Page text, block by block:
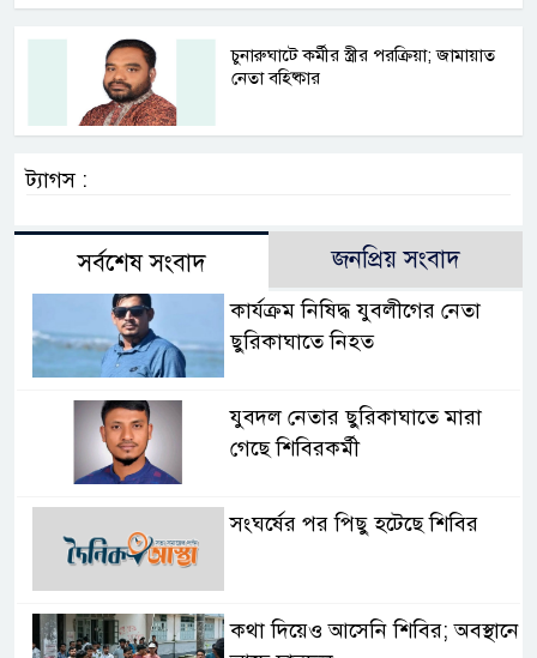
চুনারুঘাটে কর্মীর স্ত্রীর পরক্রিয়া; জামায়াত
নেতা বহিষ্কার
ট্যাগস :
সর্বশেষ সংবাদ জনপ্রিয় সংবাদ
কার্যক্রম নিষিদ্ধ যুবলীগের নেতা
ছুরিকাঘাতে নিহত
যুবদল নেতার ছুরিকাঘাতে মারা
গেছে শিবিরকর্মী
সংঘর্ষের পর পিছু হটেছে শিবির
কথা দিয়েও আসেনি শিবির; অবস্থানে